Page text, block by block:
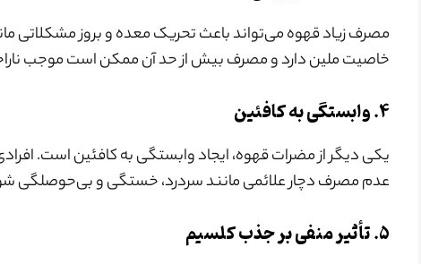
مصرف زیاد قهوه می‌تواند باعث تحریک معده و بروز مشکلاتی
خاصیت ملین دارد و مصرف بیش از حد آن ممکن است موجب
۴. وابستگی به کافئین
یکی دیگر از مضرات قهوه، ایجاد وابستگی به کافئین است.
عدم مصرف دچار علائمی مانند سردرد، خستگی و بی‌حوصلگی
۵. تأثیر منفی بر جذب کلسیم